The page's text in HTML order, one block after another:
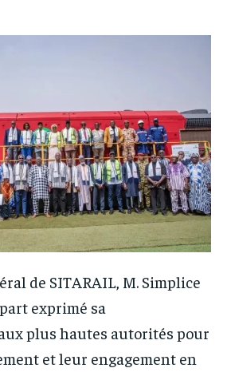
de SITARAIL, M. Simplice
exprimé sa
plus hautes autorités pour
et leur engagement en